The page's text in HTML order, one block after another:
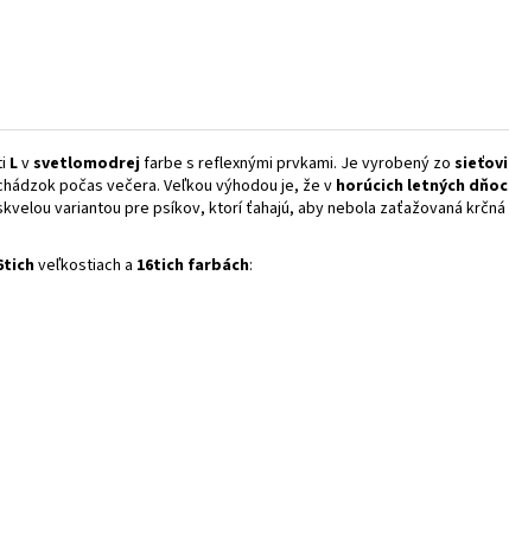
Lvsvetlomodrejfarbe s reflexnými prvkami. Je vyrobený zo
počas večera. Veľkou výhodou je, že vhorúcich letných
variantou pre psíkov, ktorí ťahajú, aby nebola zaťažovaná
veľkostiach a 16tich farbách: